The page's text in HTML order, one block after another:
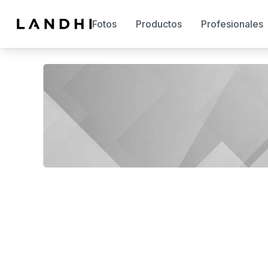
Fotos Productos Profesionales